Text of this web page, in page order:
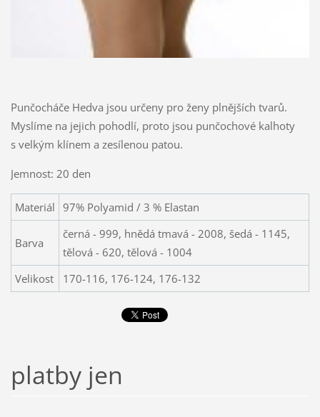
Punčocháče Hedva jsou určeny pro ženy plnějších tvarů.
Myslíme na jejich pohodlí, proto jsou punčochové kalhoty
s velkým klínem a zesílenou patou.
Jemnost: 20 den
Materiál 97% Polyamid / 3 % Elastan
Barva
černá - 999, hnědá tmavá - 2008, šedá - 1145,
tělová - 620, tělová - 1004
Velikost
170-116, 176-124, 176-132
platby jen